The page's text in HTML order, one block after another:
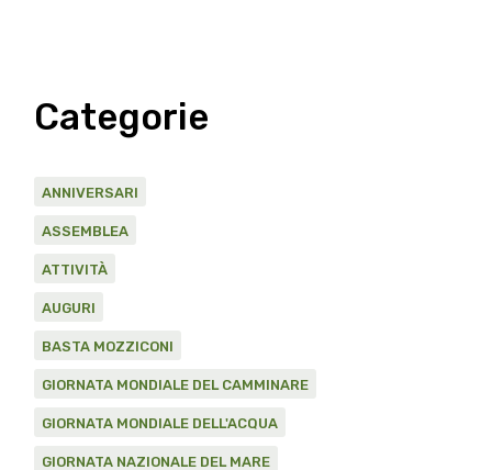
Categorie
ANNIVERSARI
ASSEMBLEA
ATTIVITÀ
AUGURI
BASTA MOZZICONI
GIORNATA MONDIALE DEL CAMMINARE
GIORNATA MONDIALE DELL'ACQUA
GIORNATA NAZIONALE DEL MARE